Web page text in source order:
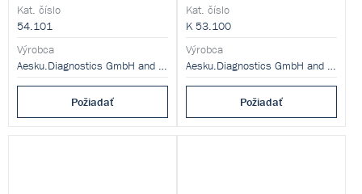
autoprotilátek v lidském séru.
Kat. číslo
54.101
Výrobca
Aesku.Diagnostics GmbH and Co. KG
Požiadať
proti nativní dvoušroubovicové
DNA v lidském séru.
Kat. číslo
K 53.100
Výrobca
Aesku.Diagnostics GmbH and Co. KG
Požiadať